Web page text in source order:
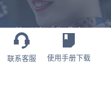
联系客服 使用手册下载